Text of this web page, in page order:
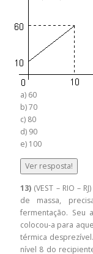
a) 60
b) 70
c) 80
d) 90
e) 100
Ver resposta!
13) (VEST – RIO –
de massa,
fermentação. Seu
colocou-a para
térmica
nível 8 do